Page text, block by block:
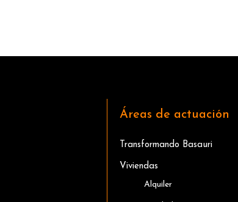
Áreas de actuación
Transformando Basauri
Viviendas
Alquiler